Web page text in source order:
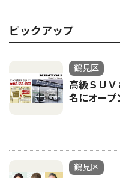
ピックアップ
鶴見区
高級ＳＵ
名にオー
鶴見区